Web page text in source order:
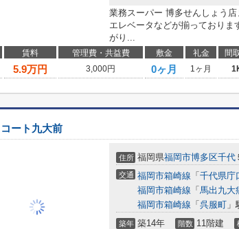
業務スーパー 博多せんしょう
エレベータなどが揃っており
がり...
賃料 管理費・共益費 敷金 礼金 間
5.9万円 3,000円 0ヶ月 1ヶ月
ート九大前
住所 福岡県福岡市博多区千代
交通 福岡市箱崎線 「 千代県庁
福岡市箱崎線 「 馬出九大
福岡市箱崎線 「 呉服町
築年 築14年 階数 11階建